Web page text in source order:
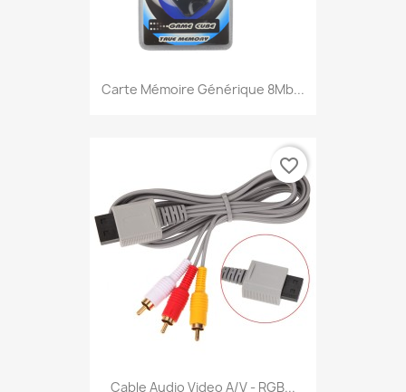
Carte Mémoire Générique 8Mb...
Cable Audio Video A/V - RGB...
favorite_border